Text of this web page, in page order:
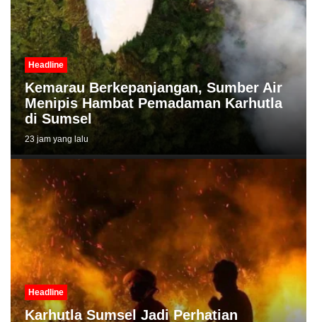
Headline
Kemarau Berkepanjangan, Sumber Air
Menipis Hambat Pemadaman Karhutla
di Sumsel
23 jam yang lalu
Headline
Karhutla Sumsel Jadi Perhatian